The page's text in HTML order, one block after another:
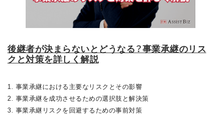
後継者が決まらないとどうなる？事業承継のリス
クと対策を詳しく解説
1. 事業承継における主要なリスクとその影響
2. 事業承継を成功させるための選択肢と解決策
3. 事業承継リスクを回避するための事前対策